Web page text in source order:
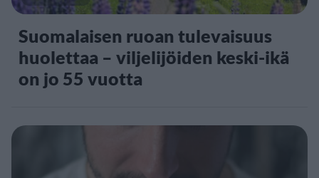
Suomalaisen ruoan tulevaisuus
huolettaa – viljelijöiden keski-ikä
on jo 55 vuotta